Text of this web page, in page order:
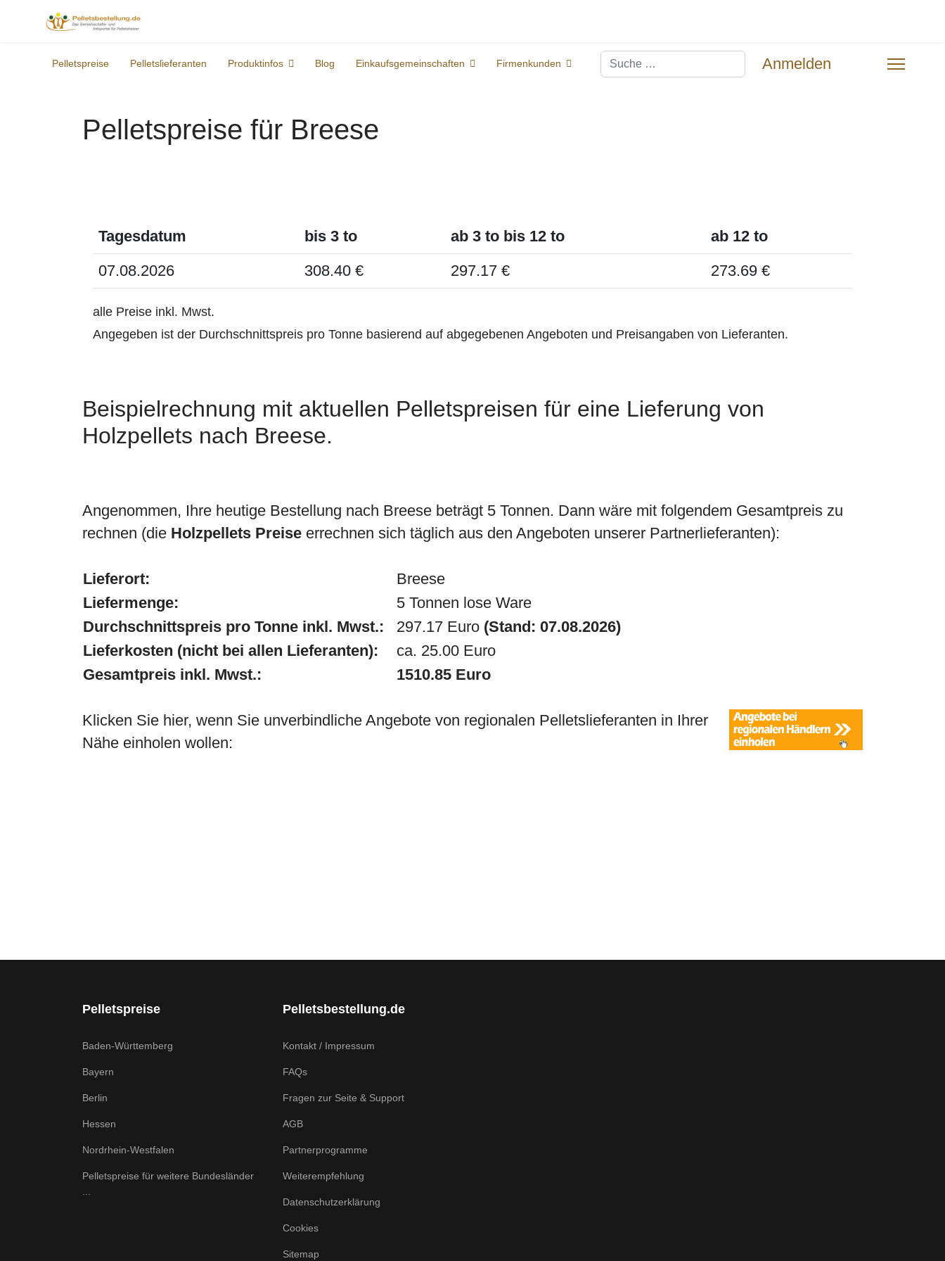
Pelletspreise Pelletslieferanten Produktinfos Blog Einkaufsgemeinschaften Firmenkunden Suchen Anmelden
Pelletspreise für Breese
Tagesdatum bis 3 to ab 3 to bis 12 to
ab 12 to
07.08.2026
308.40 € 297.17 € 273.69 €
alle Preise inkl. Mwst.
Angegeben ist der Durchschnittspreis pro Tonne basierend auf abgegebenen Angeboten und Preisangaben von Lieferanten.
Beispielrechnung mit aktuellen Pelletspreisen für eine Lieferung von
Holzpellets nach Breese.
Angenommen, Ihre heutige Bestellung nach Breese beträgt 5 Tonnen. Dann wäre mit folgendem Gesamtpreis zu
rechnen (die Holzpellets Preise errechnen sich täglich aus den Angeboten unserer Partnerlieferanten):
Lieferort:
Breese
Liefermenge:
5 Tonnen lose Ware
Durchschnittspreis pro Tonne inkl. Mwst.:
297.17 Euro (Stand: 07.08.2026)
Lieferkosten (nicht bei allen Lieferanten):
ca. 25.00 Euro
Gesamtpreis inkl. Mwst.:
1510.85 Euro
Klicken Sie hier, wenn Sie unverbindliche Angebote von regionalen Pelletslieferanten in Ihrer
Nähe einholen wollen:
Pelletspreise
Baden-Württemberg
Bayern
Berlin
Hessen
Nordrhein-Westfalen
Pelletspreise für weitere Bundesländer
Pelletsbestellung.de
Kontakt / Impressum
FAQs
Fragen zur Seite & Support
AGB
Partnerprogramme
Weiterempfehlung
Datenschutzerklärung
Cookies
Sitemap